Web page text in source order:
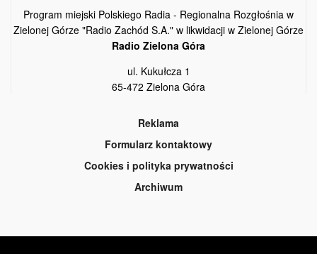
Program miejski Polskiego Radia - Regionalna Rozgłośnia w
Zielonej Górze "Radio Zachód S.A." w likwidacji w Zielonej Górze
Radio Zielona Góra
ul. Kukułcza 1
65-472 Zielona Góra
Reklama
Formularz kontaktowy
Cookies i polityka prywatności
Archiwum